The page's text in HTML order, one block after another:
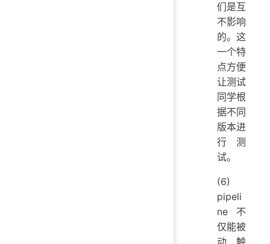
们是互
不影响
的。这
一个特
点方便
让测试
同学根
据不同
版本进
行测
试。
(6)
pipeli
ne不
仅能被